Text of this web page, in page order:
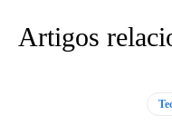
Artigos